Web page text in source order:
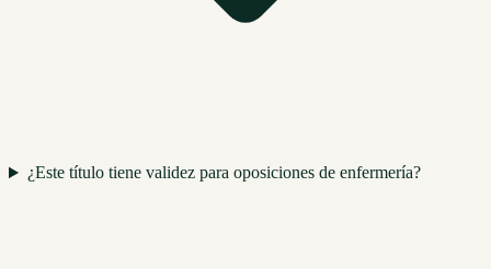
¿Este título tiene validez para oposiciones de enfermería?